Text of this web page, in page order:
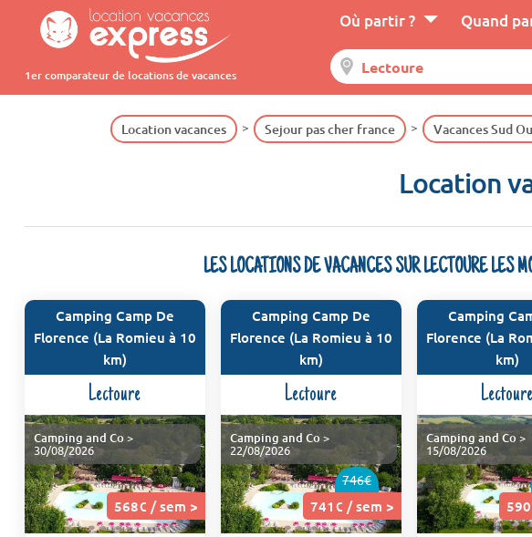
1er comparateur de locations de vacances
Où partir ? Quand
Location vacances Sejour pas cher france Vacances Sud
Location
LES LOCATIONS DE VACANCES SUR LECTOURE LES
Camping Camp De
Florence (La Romieu à 10
km)
Lectoure
568€ / sem >
Camping and Co >
30/08/2026
Camping Camp De
Florence (La Romieu à 10
km)
Lectoure
746€
741€ / sem >
Camping and Co >
22/08/2026
Camping
Florence (La
km)
Lectoure
Camping and Co>
15/08/2026